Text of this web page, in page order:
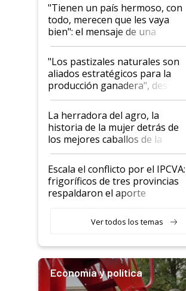
"Tienen un país hermoso, con
todo, merecen que les vaya
bien": el mensaje de una
ganadera uruguaya sobre las
oportunidades que se abren
para el agro en Argentina, con
foco en la carne
"Los pastizales naturales son
aliados estratégicos para la
producción ganadera", destaca
la iniciativa que ya reúne a 46
establecimientos en Argentina
La herradora del agro, la
historia de la mujer detrás de
los mejores caballos de la
Argentina y los mitos que
todavía hacen sufrir a estos
animales: "Mientras me
descalificaban, yo seguí
haciendo currículum"
Escala el conflicto por el IPCVA:
frigoríficos de tres provincias
respaldaron el aporte
Ver todos los temas
Economía y política